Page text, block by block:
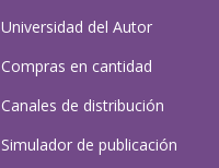
Universidad del Autor
Compras en cantidad
Canales de distribución
Simulador de publicación